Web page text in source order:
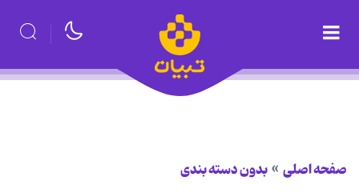
صفحه اصلی بدون دسته بندی